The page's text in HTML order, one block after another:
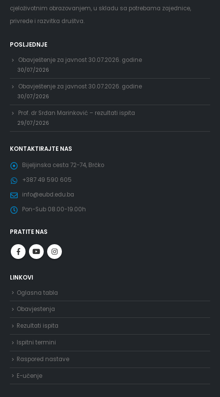
cjeloživotnim obrazovanjem, u skladu sa potrebama zajednice,
privrede i razvitka društva.
POSLJEDNJE
Obavještenje za javnost 30.07.2026. godine
30/07/2026
Obavještenje za javnost 30.07.2026. godine
30/07/2026
Prof. dr Srđan Marinković – rezultati ispita
29/07/2026
KONTAKTIRAJTE NAS
Bijeljinska cesta 72-74, Brčko
+387 49 590 605
info@eubd.edu.ba
Pon-Sub 08.00-19.00h
PRATITE NAS
LINKOVI
Oglasna tabla
Obavjestenja
Rezultati ispita
Ispitni termini
Raspored nastave
E-učenje